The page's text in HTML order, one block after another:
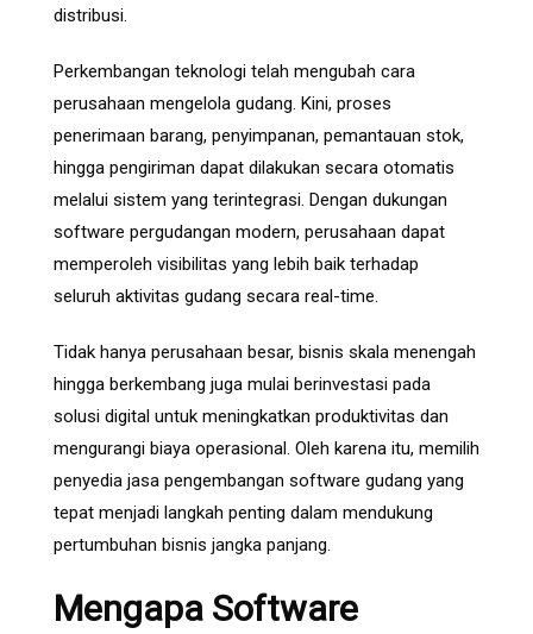
distribusi.
Perkembangan teknologi telah mengubah cara
perusahaan mengelola gudang. Kini, proses
penerimaan barang, penyimpanan, pemantauan stok,
hingga pengiriman dapat dilakukan secara otomatis
melalui sistem yang terintegrasi. Dengan dukungan
software pergudangan modern, perusahaan dapat
memperoleh visibilitas yang lebih baik terhadap
seluruh aktivitas gudang secara real-time.
Tidak hanya perusahaan besar, bisnis skala menengah
hingga berkembang juga mulai berinvestasi pada
solusi digital untuk meningkatkan produktivitas dan
mengurangi biaya operasional. Oleh karena itu, memilih
penyedia jasa pengembangan software gudang yang
tepat menjadi langkah penting dalam mendukung
pertumbuhan bisnis jangka panjang.
Mengapa Software